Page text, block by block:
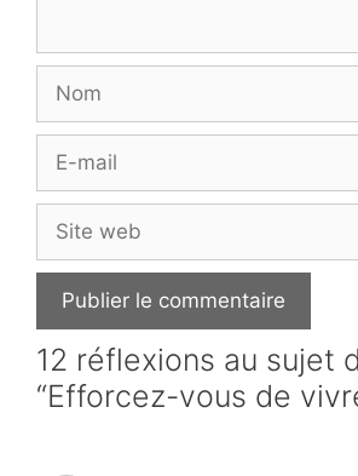
Nom
Site
web
12 réflexions au sujet
“Efforcez-vous de